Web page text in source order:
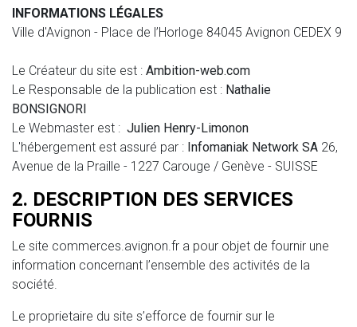
INFORMATIONS LÉGALES
Ville d'Avignon - Place de l’Horloge 84045 Avignon CEDEX 9
Le Créateur du site est : Ambition-web.com
Le Responsable de la publication est : Nathalie
BONSIGNORI
Le Webmaster est : Julien Henry-Limonon
L'hébergement est assuré par : Infomaniak Network SA 26,
Avenue de la Praille - 1227 Carouge / Genève - SUISSE
2. DESCRIPTION DES SERVICES
FOURNIS
Le site commerces.avignon.fr a pour objet de fournir une
information concernant l’ensemble des activités de la
société.
Le proprietaire du site s’efforce de fournir sur le